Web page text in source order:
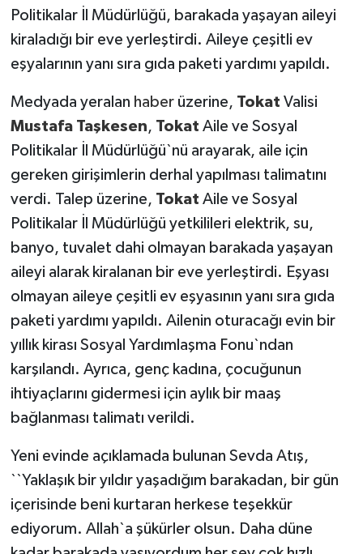
Politikalar İl Müdürlüğü, barakada yaşayan aileyi
kiraladığı bir eve yerleştirdi. Aileye çeşitli ev
eşyalarının yanı sıra gıda paketi yardımı yapıldı.
Medyada yeralan haber üzerine, Tokat Valisi
Mustafa Taşkesen, Tokat Aile ve Sosyal
Politikalar İl Müdürlüğü`nü arayarak, aile için
gereken girişimlerin derhal yapılması talimatını
verdi. Talep üzerine, Tokat Aile ve Sosyal
Politikalar İl Müdürlüğü yetkilileri elektrik, su,
banyo, tuvalet dahi olmayan barakada yaşayan
aileyi alarak kiralanan bir eve yerleştirdi. Eşyası
olmayan aileye çeşitli ev eşyasının yanı sıra gıda
paketi yardımı yapıldı. Ailenin oturacağı evin bir
yıllık kirası Sosyal Yardımlaşma Fonu`ndan
karşılandı. Ayrıca, genç kadına, çocuğunun
ihtiyaçlarını gidermesi için aylık bir maaş
bağlanması talimatı verildi.
Yeni evinde açıklamada bulunan Sevda Atış,
``Yaklaşık bir yıldır yaşadığım barakadan, bir gün
içerisinde beni kurtaran herkese teşekkür
ediyorum. Allah`a şükürler olsun. Daha düne